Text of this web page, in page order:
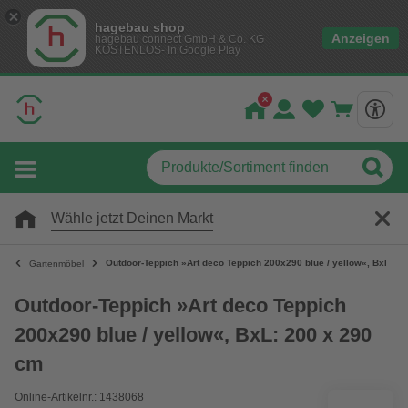
hagebau shop
hagebau connect GmbH & Co. KG
KOSTENLOS- In Google Play
Anzeigen
Wähle jetzt Deinen Markt
Gartenmöbel Outdoor-Teppich »Art deco Teppich 200x290 blue / yellow«, BxL:
Outdoor-Teppich »Art deco Teppich
200x290 blue / yellow«, BxL: 200 x 290
cm
Online-Artikelnr.: 1438068